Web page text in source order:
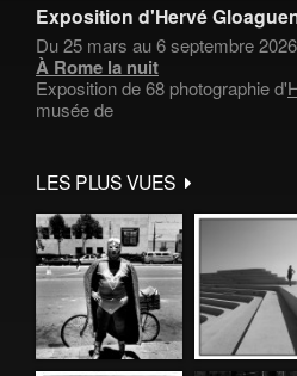
Exposition d'Hervé
Du 25 mars au 6 septembre 2026
À Rome la nuit
Exposition de 68 photographie d'
musée de
LES PLUS VUES